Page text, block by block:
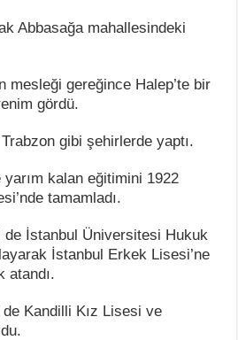
Abbasağa mahallesindeki
mesleği gereğince Halep’te bir
gördü.
gibi şehirlerde yaptı.
yarım kalan eğitimini 1922
tamamladı.
İstanbul Üniversitesi Hukuk
İstanbul Erkek Lisesi’ne
atandı.
Kandilli Kız Lisesi ve